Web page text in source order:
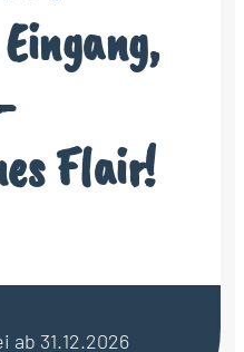
Flair!
ab 31.12.2026